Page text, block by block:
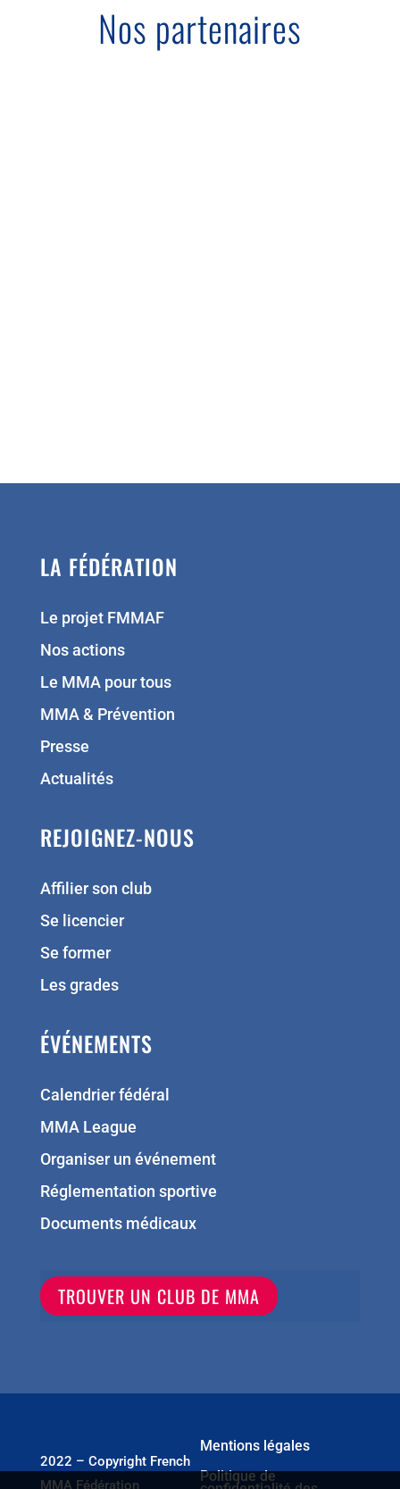
Nos partenaires
LA FÉDÉRATION
Le projet FMMAF
Nos actions
Le MMA pour tous
MMA & Prévention
Presse
Actualités
REJOIGNEZ-NOUS
Affilier son club
Se licencier
Se former
Les grades
ÉVÉNEMENTS
Calendrier fédéral
MMA League
Organiser un événement
Réglementation sportive
Documents médicaux
TROUVER UN CLUB DE MMA
2022 – Copyright French
MMA Fédération
Mentions légales
Politique de